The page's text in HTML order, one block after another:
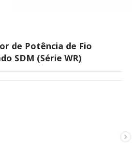
de Potência de Fio
SDM (Série WR)